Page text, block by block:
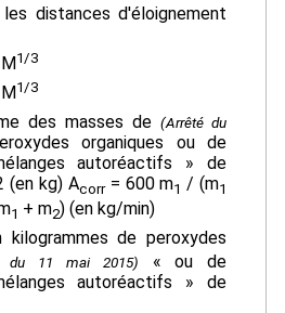
distances d'éloignement
1/3
1/3
des masses de(Arrêté du
organiques ou de
autoréactifs » de
(en kg) Acorr= 600 m1 / (m1
1 + m2) (en kg/min)
de peroxydes
du 11 mai 2015)
« ou de
autoréactifs » de